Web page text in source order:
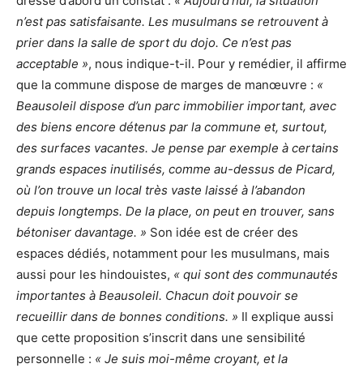
n’est pas satisfaisante. Les musulmans se retrouvent à
prier dans la salle de sport du dojo. Ce n’est pas
acceptable », nous indique-t-il. Pour y remédier, il affirme
que la commune dispose de marges de manœuvre : «
Beausoleil dispose d’un parc immobilier important, avec
des biens encore détenus par la commune et, surtout,
des surfaces vacantes. Je pense par exemple à certains
grands espaces inutilisés, comme au-dessus de Picard,
où l’on trouve un local très vaste laissé à l’abandon
depuis longtemps. De la place, on peut en trouver, sans
bétoniser davantage. » Son idée est de créer des
espaces dédiés, notamment pour les musulmans, mais
aussi pour les hindouistes, « qui sont des communautés
importantes à Beausoleil. Chacun doit pouvoir se
recueillir dans de bonnes conditions. » Il explique aussi
que cette proposition s’inscrit dans une sensibilité
personnelle : « Je suis moi-même croyant, et la